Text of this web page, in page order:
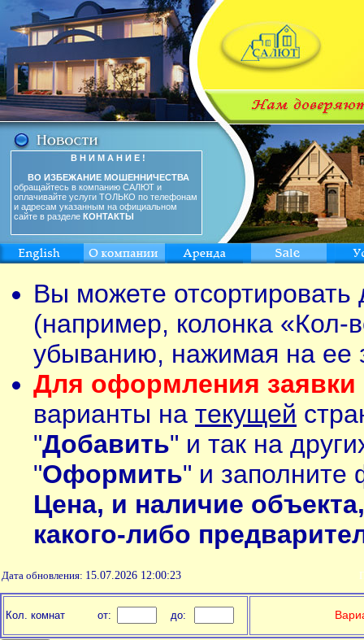
В Н И М А Н И Е !
ВО ИЗБЕЖАНИЕ МОШЕННИЧЕСТВА
обращайтесь в компанию САЛЮТ и
оплачивайте услуги ТОЛЬКО по телефонам
и адресам указанным на официальном
сайте в разделе КОНТАКТЫ
Вы можете
(например, колонка «Кол-
убыванию, нажимая на ее
Для оформления заявки
варианты на текущей
"Добавить" и так на
"Оформить" и заполните
Цена, и наличие
какого-либо
Дата обновления: 15.07.2026 12:00:23
Кол. комнат от: до: